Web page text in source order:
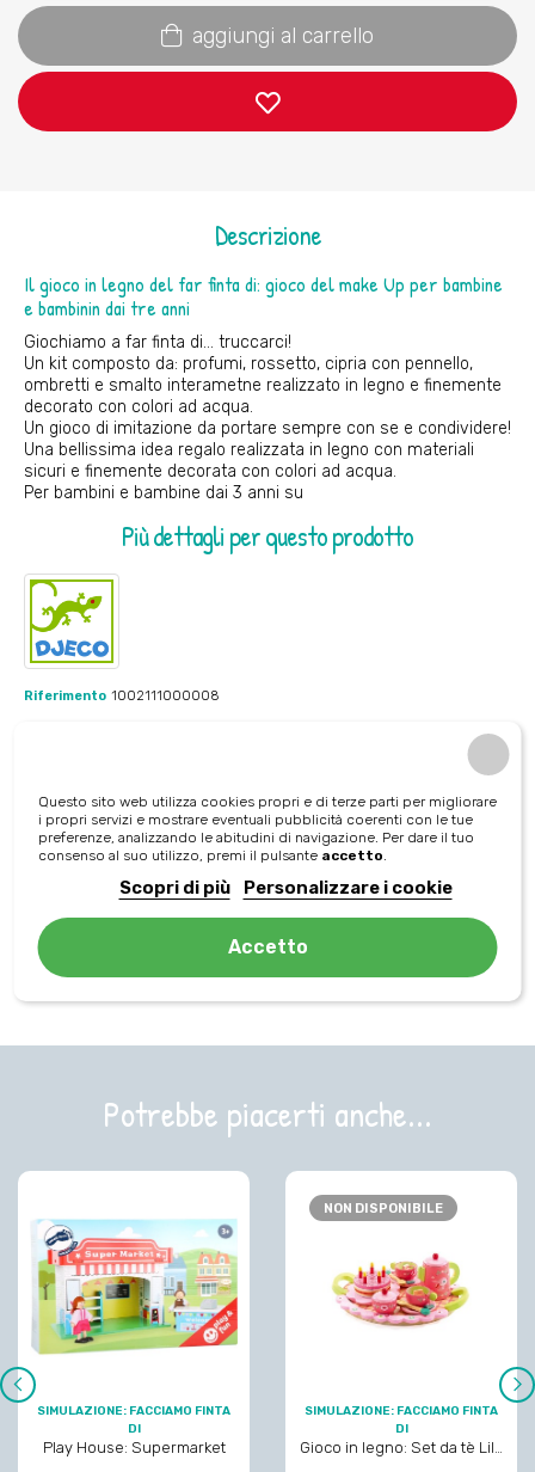
aggiungi al carrello
Descrizione
Il gioco in legno del far finta di: gioco del make Up per bambine
e bambinin dai tre anni
Giochiamo a far finta di... truccarci!
Un kit composto da: profumi, rossetto, cipria con pennello,
ombretti e smalto interametne realizzato in legno e finemente
decorato con colori ad acqua.
Un gioco di imitazione da portare sempre con se e condividere!
Una bellissima idea regalo realizzata in legno con materiali
sicuri e finemente decorata con colori ad acqua.
Per bambini e bambine dai 3 anni su
Più dettagli per questo prodotto
Riferimento 1002111000008
Età consigliata
Tipologia di gioco
Imitazione
Potrebbe piacerti anche...
SIMULAZIONE: FACCIAMO FINTA
DI
Play House: Supermarket
NON DISPONIBILE
SIMULAZIONE: FACCIAMO FINTA
DI
Gioco in legno: Set da tè Lily
Questo sito web utilizza cookies propri e di terze parti per migliorare
i propri servizi e mostrare eventuali pubblicità coerenti con le tue
preferenze, analizzando le abitudini di navigazione. Per dare il tuo
consenso al suo utilizzo, premi il pulsante accetto
Scopri di più Personalizzare i cookie
Accetto